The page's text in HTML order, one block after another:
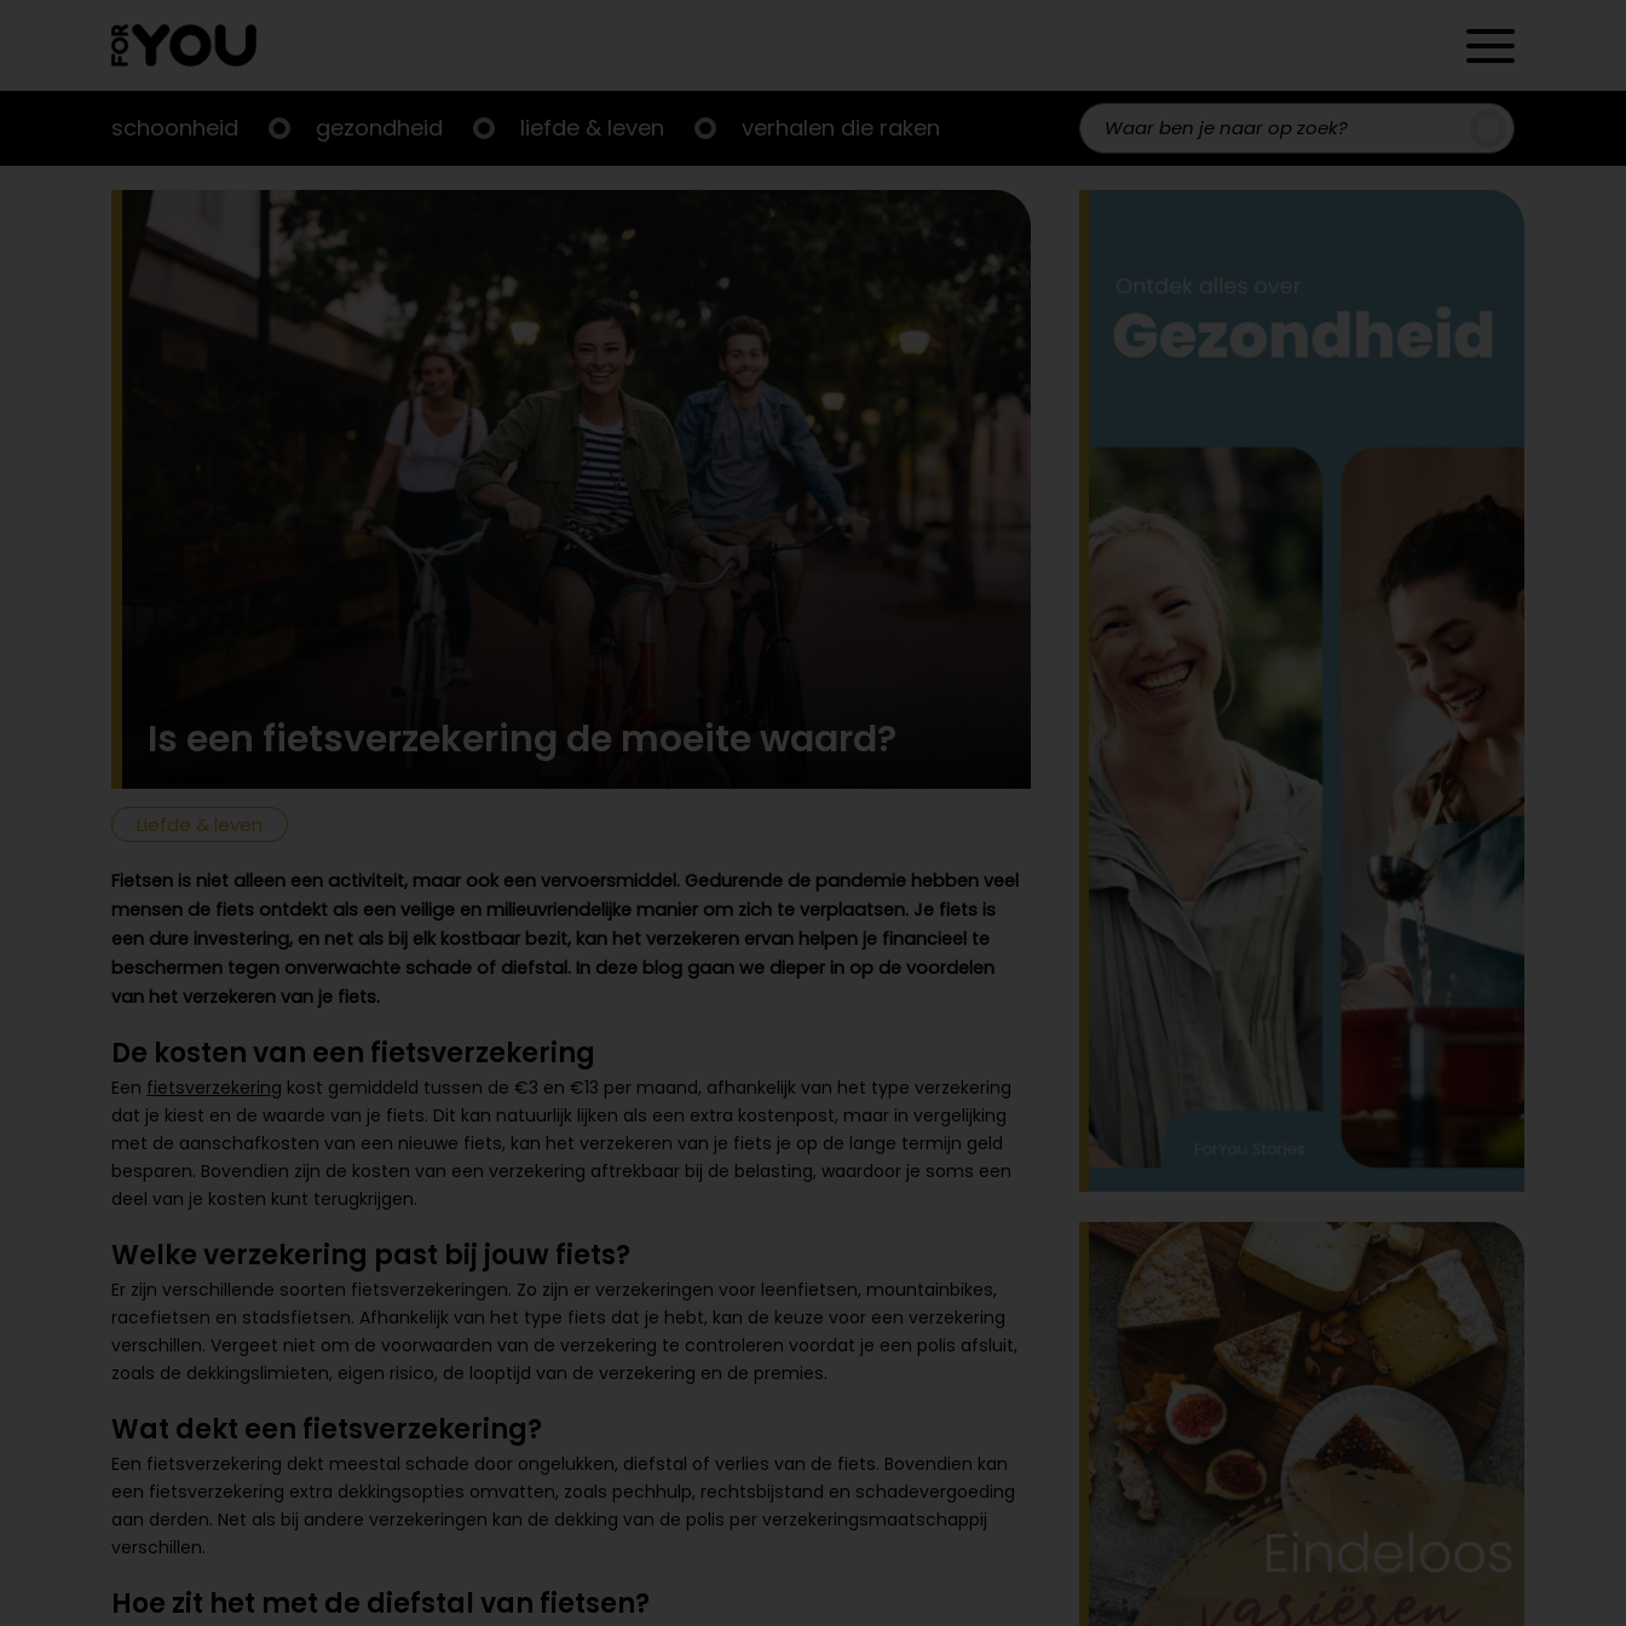
schoonheid gezondheid liefde & leven verhalen die raken Zoeken
Is een fietsverzekering de moeite waard?
Liefde & leven
Fietsen is niet alleen een activiteit, maar ook een vervoersmiddel. Gedurende de pandemie hebben veel
mensen de fiets ontdekt als een veilige en milieuvriendelijke manier om zich te verplaatsen. Je fiets is
een dure investering, en net als bij elk kostbaar bezit, kan het verzekeren ervan helpen je financieel te
beschermen tegen onverwachte schade of diefstal. In deze blog gaan we dieper in op de voordelen
van het verzekeren van je fiets.
De kosten van een fietsverzekering
Een fietsverzekering kost gemiddeld tussen de €3 en €13 per maand, afhankelijk van het type verzekering
dat je kiest en de waarde van je fiets. Dit kan natuurlijk lijken als een extra kostenpost, maar in vergelijking
met de aanschafkosten van een nieuwe fiets, kan het verzekeren van je fiets je op de lange termijn geld
besparen. Bovendien zijn de kosten van een verzekering aftrekbaar bij de belasting, waardoor je soms een
deel van je kosten kunt terugkrijgen.
Welke verzekering past bij jouw fiets?
Er zijn verschillende soorten fietsverzekeringen. Zo zijn er verzekeringen voor leenfietsen, mountainbikes,
racefietsen en stadsfietsen. Afhankelijk van het type fiets dat je hebt, kan de keuze voor een verzekering
verschillen. Vergeet niet om de voorwaarden van de verzekering te controleren voordat je een polis afsluit,
zoals de dekkingslimieten, eigen risico, de looptijd van de verzekering en de premies.
Wat dekt een fietsverzekering?
Een fietsverzekering dekt meestal schade door ongelukken, diefstal of verlies van de fiets. Bovendien kan
een fietsverzekering extra dekkingsopties omvatten, zoals pechhulp, rechtsbijstand en schadevergoeding
aan derden. Net als bij andere verzekeringen kan de dekking van de polis per verzekeringsmaatschappij
verschillen.
Hoe zit het met de diefstal van fietsen?